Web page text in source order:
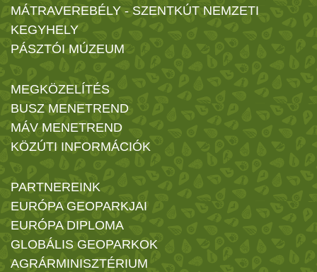
MÁTRAVEREBÉLY - SZENTKÚT NEMZETI
KEGYHELY
PÁSZTÓI MÚZEUM
MEGKÖZELÍTÉS
BUSZ MENETREND
MÁV MENETREND
KÖZÚTI INFORMÁCIÓK
PARTNEREINK
EURÓPA GEOPARKJAI
EURÓPA DIPLOMA
GLOBÁLIS GEOPARKOK
AGRÁRMINISZTÉRIUM